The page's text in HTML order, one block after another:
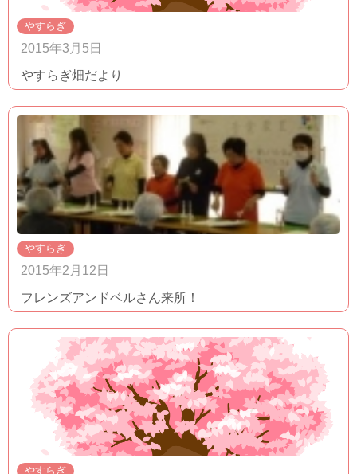
やすらぎ
2015年3月5日
やすらぎ畑だより
やすらぎ
2015年2月12日
フレンズアンドベルさん来所！
やすらぎ